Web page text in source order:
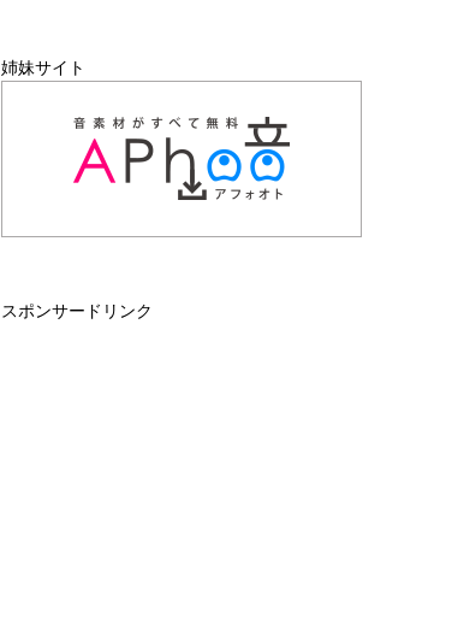
姉妹サイト
スポンサードリンク